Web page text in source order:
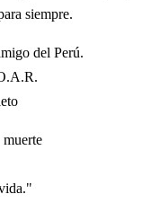
siempre.
del Perú.